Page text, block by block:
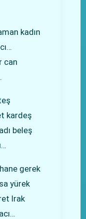
kadın
can
kardeş
beleş
gerek
yürek
Irak